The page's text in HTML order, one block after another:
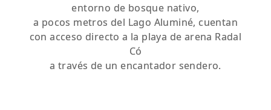
entorno de bosque nativo,
a pocos metros del Lago Aluminé, cuentan
con acceso directo a la playa de arena Radal
Có
a través de un encantador sendero.